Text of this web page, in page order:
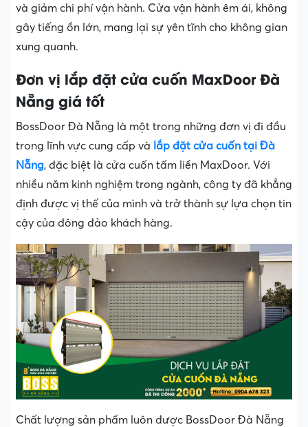
và giảm chi phí vận hành. Cửa vận hành êm ái, không
gây tiếng ồn lớn, mang lại sự yên tĩnh cho không gian
xung quanh.
Đơn vị lắp đặt cửa cuốn MaxDoor Đà
Nẵng giá tốt
BossDoor Đà Nẵng là một trong những đơn vị đi đầu
trong lĩnh vực cung cấp và lắp đặt cửa cuốn tại Đà
Nẵng, đặc biệt là cửa cuốn tấm liền MaxDoor. Với
nhiều năm kinh nghiệm trong ngành, công ty đã khẳng
định được vị thế của mình và trở thành sự lựa chọn tin
cậy của đông đảo khách hàng.
Chất lượng sản phẩm luôn được BossDoor Đà Nẵng